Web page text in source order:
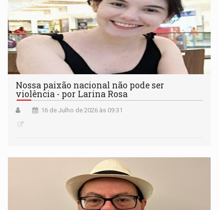
Nossa paixão nacional não pode ser
violência - por Larina Rosa
16 de Julho de 2026 às 09:31